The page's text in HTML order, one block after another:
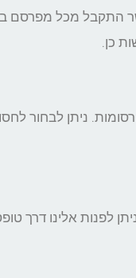
מכל מפרסם
כן.
לפנות אלינו דרך